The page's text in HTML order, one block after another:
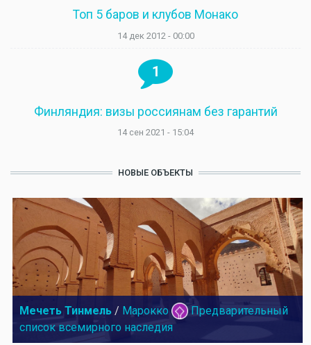
Топ 5 баров и клубов Монако
14 дек 2012 - 00:00
1
Финляндия: визы россиянам без гарантий
14 сен 2021 - 15:04
НОВЫЕ ОБЪЕКТЫ
Мечеть Тинмель / Марокко
Предварительный
список всемирного наследия